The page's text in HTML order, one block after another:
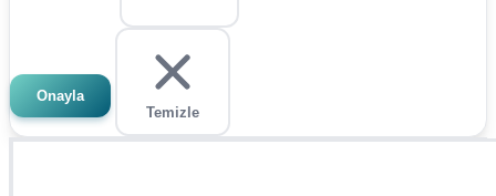
Onayla
Temizle